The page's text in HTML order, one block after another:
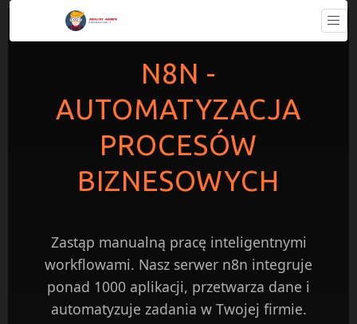
N8N -
AUTOMATYZACJA
PROCESÓW
BIZNESOWYCH
Zastąp manualną pracę inteligentnymi
workflowami. Nasz serwer n8n integruje
ponad 1000 aplikacji, przetwarza dane i
automatyzuje zadania w Twojej firmie.